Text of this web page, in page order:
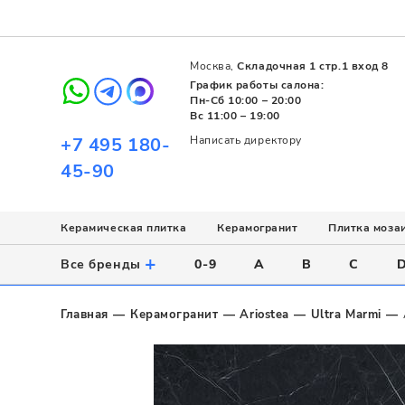
+7 495 180-
45-90
Написать директору
Москва,Складочная 1 стр.1 вход 8
График работы салона:
Пн-Сб 10:00 – 20:00
Вс 11:00 – 19:00
Керамическая плитка
Использование
Напольное
Настенное
Стиль
Современный
Пэчворк
Керамогранит
Назначение
Для ванной
Напольное
Поверхность
Матовая
Полированная
Плитка
Назначение
Для ванной
Для бассейна
Цвет
Белый
Серый
Все бренды + 0-9 A B C D
Главная Керамогранит Ariostea Ultra Marmi